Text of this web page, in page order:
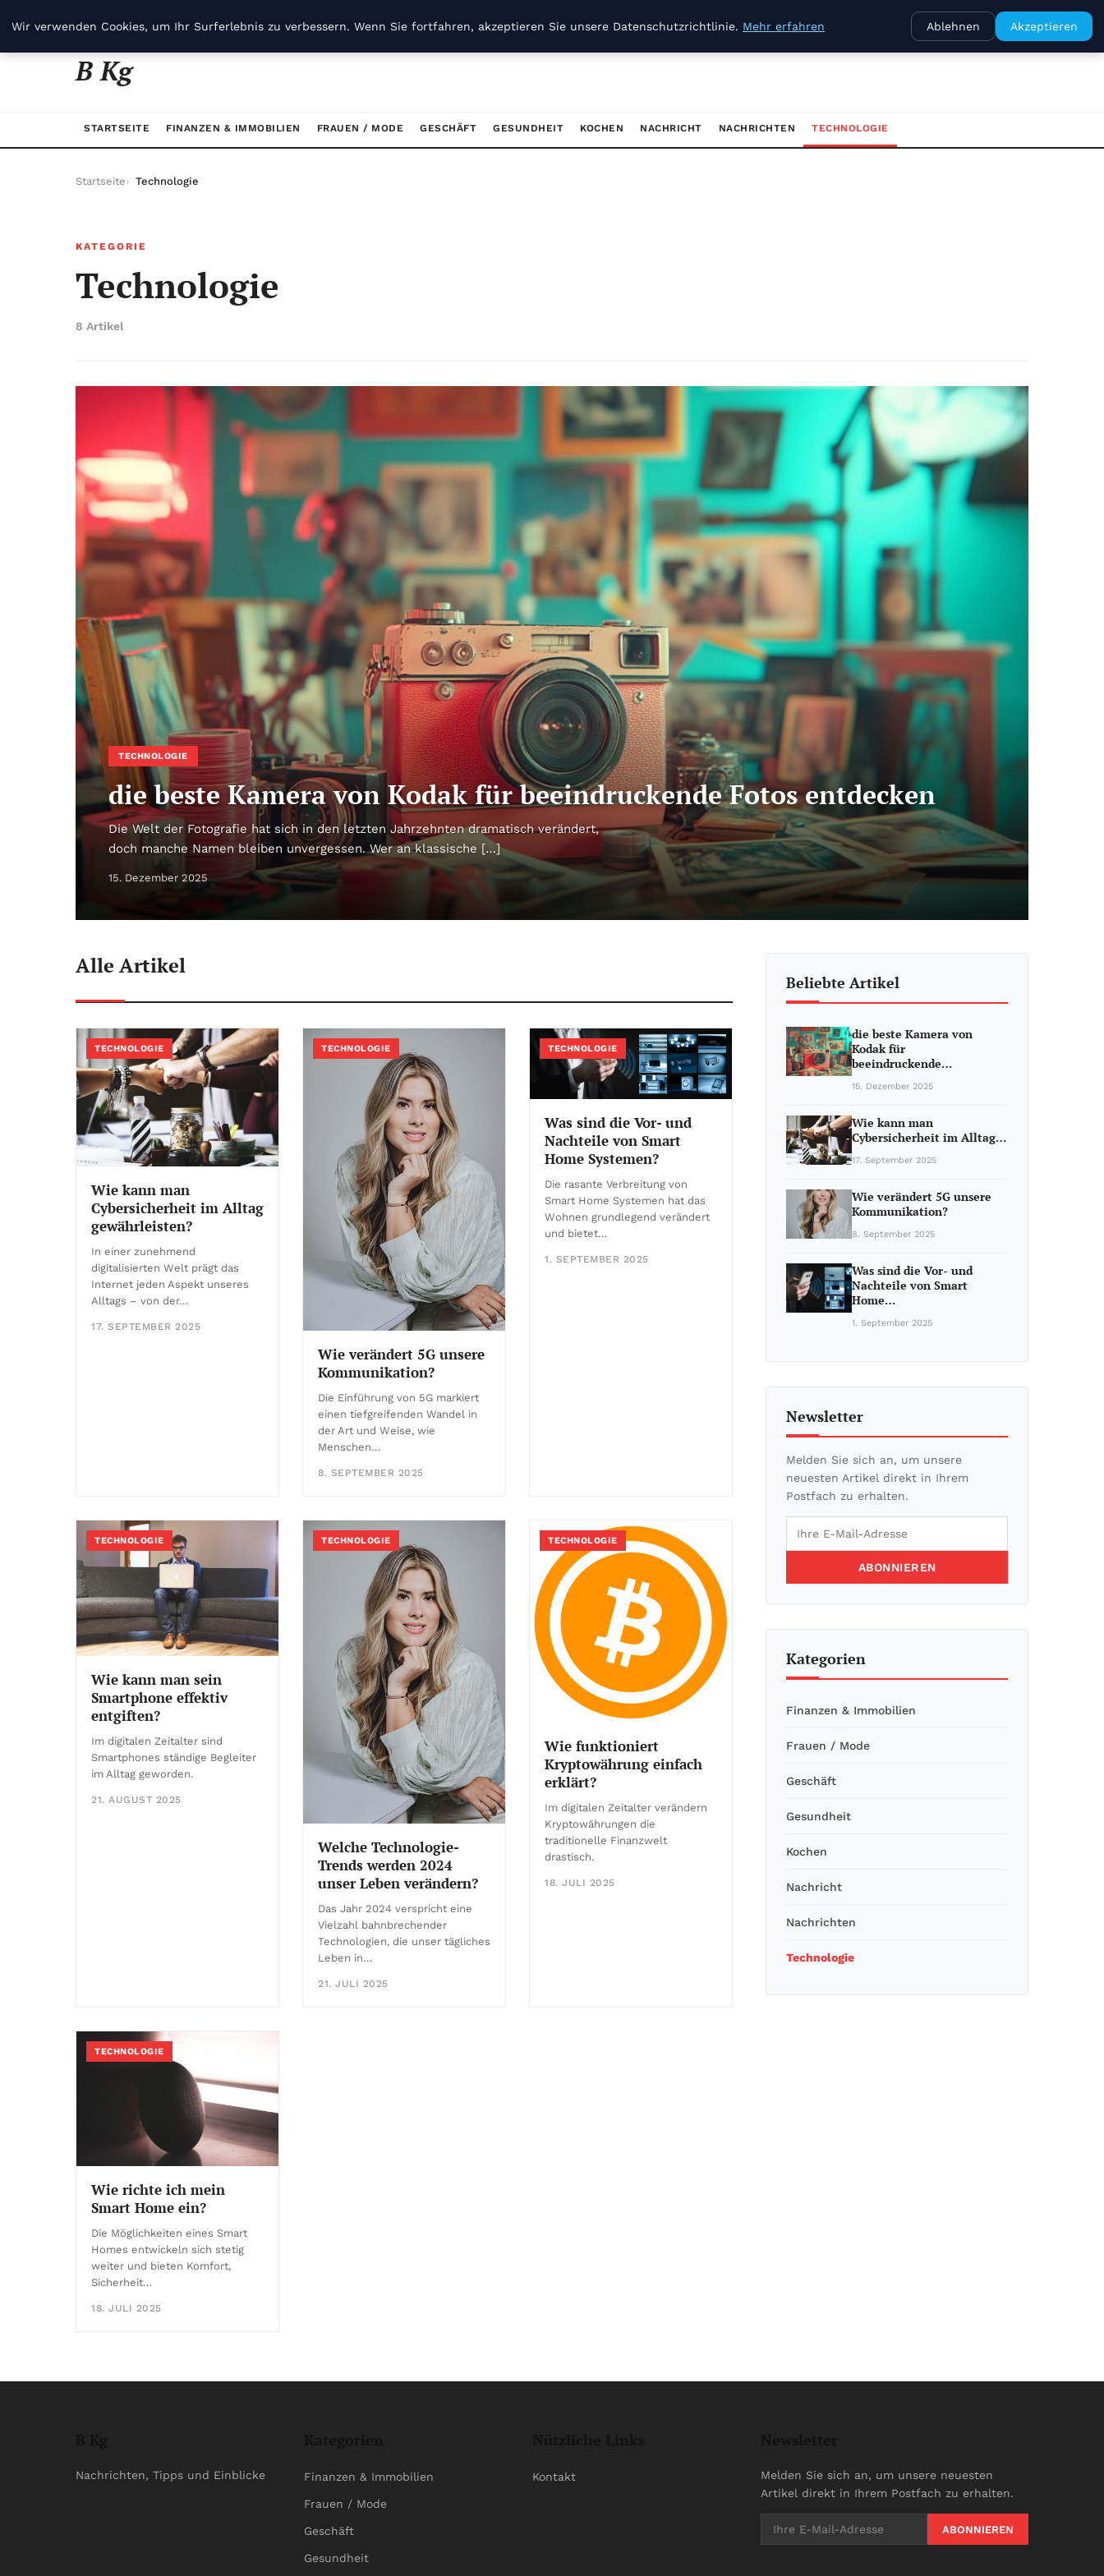
B Kg
STARTSEITE FINANZEN & IMMOBILIEN FRAUEN / MODE GESCHÄFT GESUNDHEIT KOCHEN NACHRICHT NACHRICHTEN TECHNOLOGIE
Startseite Technologie
KATEGORIE
Technologie
8 Artikel
TECHNOLOGIE
die beste Kamera von Kodak für beeindruckende Fotos entdecken
Die Welt der Fotografie hat sich in den letzten Jahrzehnten dramatisch verändert,
doch manche Namen bleiben unvergessen. Wer an klassische […]
15. Dezember 2025
Alle Artikel
TECHNOLOGIE
Wie kann man
Cybersicherheit im Alltag
gewährleisten?
In einer zunehmend
digitalisierten Welt prägt das
Internet jeden Aspekt unseres
Alltags – von der…
17. SEPTEMBER 2025
TECHNOLOGIE
Wie verändert 5G unsere
Kommunikation?
Die Einführung von 5G markiert
einen tiefgreifenden Wandel in
der Art und Weise, wie
Menschen…
8. SEPTEMBER 2025
TECHNOLOGIE
Was sind die Vor- und
Nachteile von Smart
Home Systemen?
Die rasante Verbreitung von
Smart Home Systemen hat das
Wohnen grundlegend verändert
und bietet…
1. SEPTEMBER 2025
TECHNOLOGIE
Wie kann man sein
Smartphone effektiv
entgiften?
Im digitalen Zeitalter sind
Smartphones ständige Begleiter
im Alltag geworden.
21. AUGUST 2025
TECHNOLOGIE
Welche Technologie-
Trends werden 2024
unser Leben verändern?
Das Jahr 2024 verspricht eine
Vielzahl bahnbrechender
Technologien, die unser tägliches
Leben in…
21. JULI 2025
TECHNOLOGIE
Wie funktioniert
Kryptowährung einfach
erklärt?
Im digitalen Zeitalter verändern
Kryptowährungen die
traditionelle Finanzwelt
drastisch.
18. JULI 2025
TECHNOLOGIE
Wie richte ich mein
Smart Home ein?
Die Möglichkeiten eines Smart
Homes entwickeln sich stetig
weiter und bieten Komfort,
Sicherheit…
18. JULI 2025
Beliebte Artikel
die beste Kamera von
Kodak für
beeindruckende…
15. Dezember 2025
Wie kann man
Cybersicherheit im Alltag…
17. September 2025
Wie verändert 5G unsere
Kommunikation?
8. September 2025
Was sind die Vor- und
Nachteile von Smart
Home…
1. September 2025
Newsletter
Melden Sie sich an, um unsere
neuesten Artikel direkt in Ihrem
Postfach zu erhalten.
ABONNIEREN
Kategorien
Finanzen & Immobilien
Frauen / Mode
Geschäft
Gesundheit
Kochen
Nachricht
Nachrichten
Technologie
Nachrichten, Tipps und Einblicke Finanzen & Immobilien
Frauen / Mode
Geschäft
Gesundheit
Kontakt
Melden Sie sich an, um unsere neuesten
Artikel direkt in Ihrem Postfach zu erhalten.
ABONNIEREN
Wir verwenden Cookies, um Ihr Surferlebnis zu verbessern. Wenn Sie fortfahren, akzeptieren Sie unsere Datenschutzrichtlinie. Mehr erfahren Ablehnen Akzeptieren